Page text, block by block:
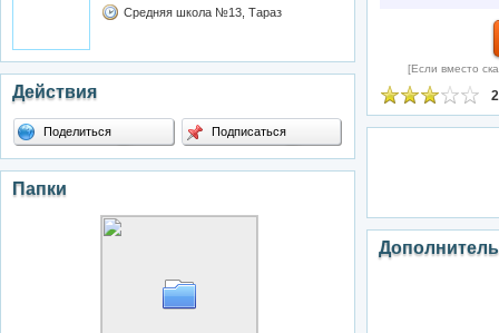
Средняя школа №13, Тараз
Действия
Поделиться Подписаться
Папки
[Если вместо